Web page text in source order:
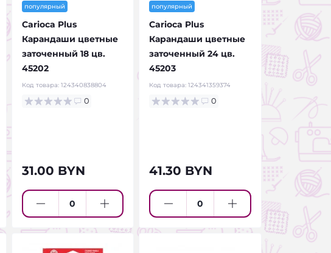
популярный
Carioca Plus
Карандаши цветные
заточенный 18 цв.
45202
Код товара: 124340838804
0
31.00 BYN
популярный
Carioca Plus
Карандаши цветные
заточенный 24 цв.
45203
Код товара:124341359374
0
41.30 BYN